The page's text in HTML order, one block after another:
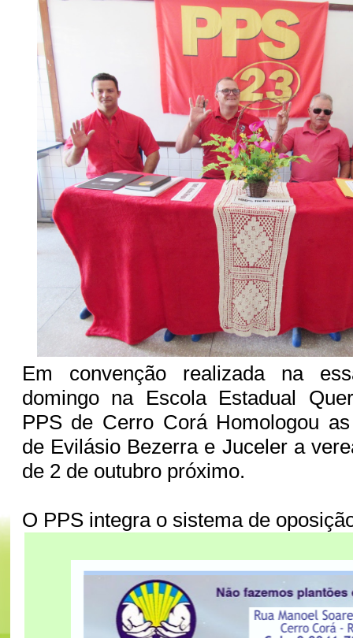
Em convenção realizada na
domingo na Escola Estadual
PPS de Cerro Corá Homologou
de Evilásio Bezerra e Juceler a
de 2 de outubro próximo.
O PPS integra o sistema de